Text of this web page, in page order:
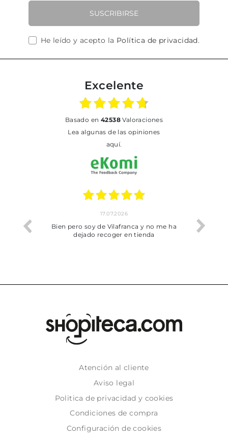
SUSCRIBIRSE
He leído y acepto la Política de privacidad.
Excelente
basado en 42538Valoraciones
Lea algunas de las opiniones
aquí.
trobat
17.07.2026
Bien pero soy de Vilafranca y no me ha
dejado recoger en tienda
Atención al cliente
Aviso legal
Politica de privacidad y cookies
Condiciones de compra
Configuración de cookies